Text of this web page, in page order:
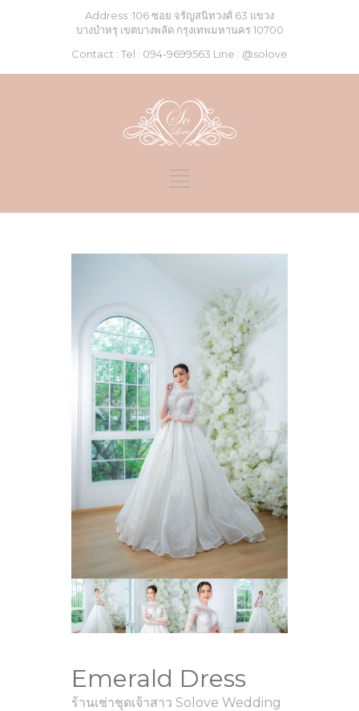
Address :106 ซอย จรัญสนิทวงศ์ 63 แขวง
บางบำหรุ เขตบางพลัด กรุงเทพมหานคร 10700
Contact : Tel : 094-9699563 Line : @solove
Emerald Dress
ร้านเช่าชุดเจ้าสาว Solove Wedding